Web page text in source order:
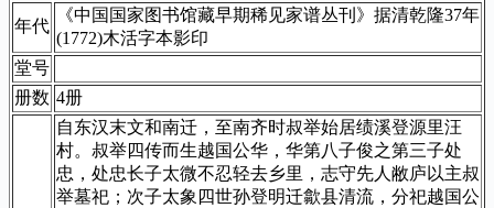
年代
《中国国家图书馆藏早期稀见家谱丛刊》据清乾隆37年
(1772)木活字本影印
堂号
册数 4册
自东汉末文和南迁，至南齐时叔举始居绩溪登源里汪
村。叔举四传而生越国公华，华第八子俊之第三子处
忠，处忠长子太微不忍轻去乡里，志守先人敝庐以主叔
举墓祀；次子太象四世孙登明迁歙县清流，分祀越国公